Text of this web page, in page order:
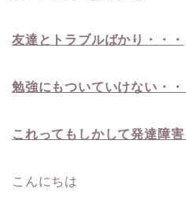
友達とトラブルばかり・・・
勉強にもついていけない・・
これってもしかして発達障
こんにちは